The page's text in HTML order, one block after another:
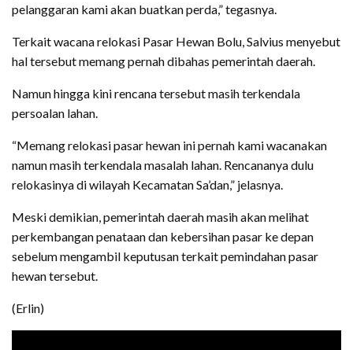
pelanggaran kami akan buatkan perda,” tegasnya.
Terkait wacana relokasi Pasar Hewan Bolu, Salvius menyebut
hal tersebut memang pernah dibahas pemerintah daerah.
Namun hingga kini rencana tersebut masih terkendala
persoalan lahan.
“Memang relokasi pasar hewan ini pernah kami wacanakan
namun masih terkendala masalah lahan. Rencananya dulu
relokasinya di wilayah Kecamatan Sa’dan,” jelasnya.
Meski demikian, pemerintah daerah masih akan melihat
perkembangan penataan dan kebersihan pasar ke depan
sebelum mengambil keputusan terkait pemindahan pasar
hewan tersebut.
(Erlin)